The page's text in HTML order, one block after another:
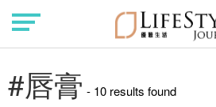
#唇膏 - 10 results found